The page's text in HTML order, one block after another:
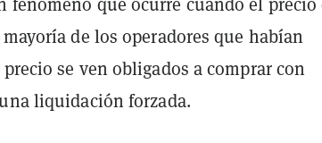
de los operadores que habían
se ven obligados a comprar con
liquidación forzada.